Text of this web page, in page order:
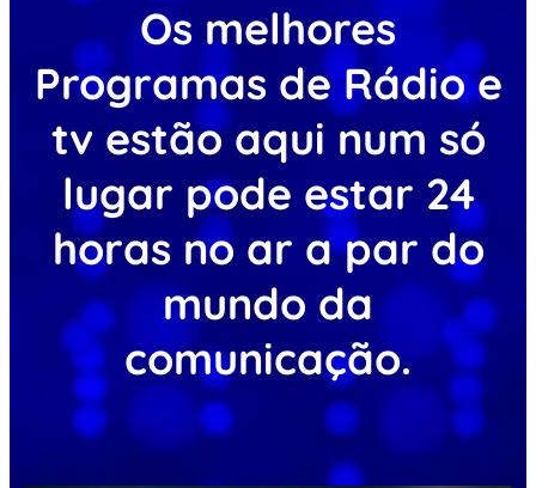
Os melhores
Programas de Rádio e
tv estão aqui num só
lugar pode estar 24
horas no ar a par do
mundo da
comunicação.